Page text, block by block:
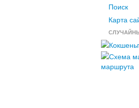
Поиск
Карта
маршрута